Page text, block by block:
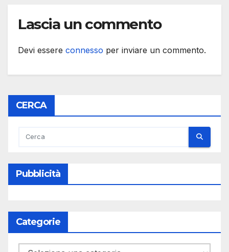
Lascia un commento
Devi essere connesso per inviare un commento.
CERCA
Pubblicità
Categorie